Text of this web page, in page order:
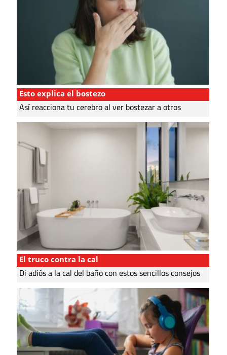
Esto explica el bostezo
Así reacciona tu cerebro al ver bostezar a otros
El truco contra la cal
Di adiós a la cal del baño con estos sencillos consejos